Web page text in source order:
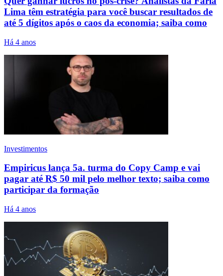
Lima têm estratégia para você buscar resultados de
até 5 dígitos após o caos da economia; saiba como
Há 4 anos
Investimentos
Empiricus lança 5a. turma do Copy Camp e vai
pagar até R$ 50 mil pelo melhor texto; saiba como
participar da formação
Há 4 anos